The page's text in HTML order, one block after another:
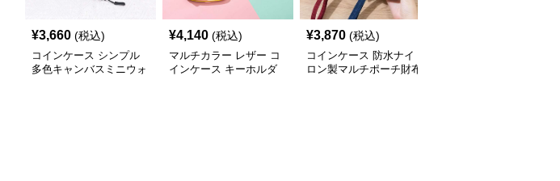
¥3,660 (税込)
コインケース シンプル
多色キャンバスミニウォ
¥4,140 (税込)
マルチカラー レザー コ
インケース キーホルダ
¥3,870 (税込)
コインケース 防水ナイ
ロン製マルチポーチ財布